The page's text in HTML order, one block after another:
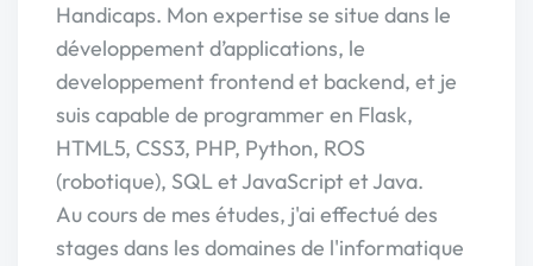
Handicaps. Mon expertise se situe dans le
développement d’applications, le
developpement frontend et backend, et je
suis capable de programmer en Flask,
HTML5, CSS3, PHP, Python, ROS
(robotique), SQL et JavaScript et Java.
Au cours de mes études, j'ai effectué des
stages dans les domaines de l'informatique